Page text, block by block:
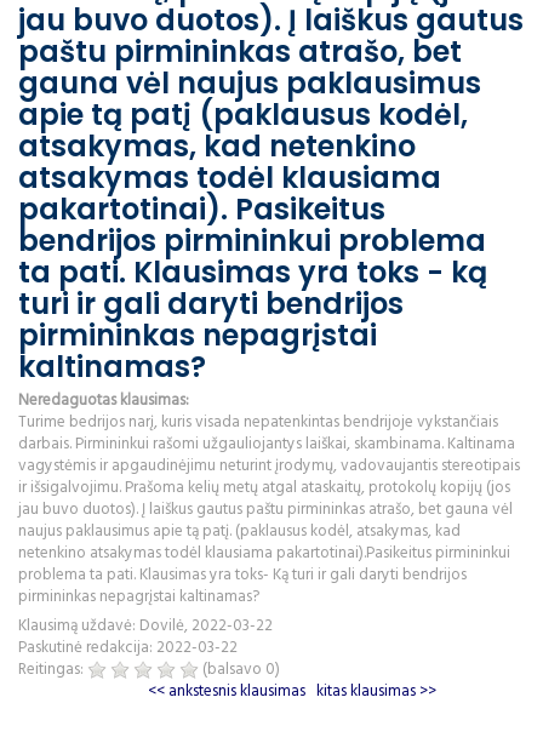
jau buvo duotos). Į laiškus gautus
paštu pirmininkas atrašo, bet
gauna vėl naujus paklausimus
apie tą patį (paklausus kodėl,
atsakymas, kad netenkino
atsakymas todėl klausiama
pakartotinai). Pasikeitus
bendrijos pirmininkui problema
ta pati. Klausimas yra toks - ką
turi ir gali daryti bendrijos
pirmininkas nepagrįstai
kaltinamas?
Neredaguotas klausimas:
Turime bedrijos narį, kuris visada nepatenkintas bendrijoje vykstančiais
darbais. Pirmininkui rašomi užgauliojantys laiškai, skambinama. Kaltinama
vagystėmis ir apgaudinėjimu neturint įrodymų, vadovaujantis stereotipais
ir išsigalvojimu. Prašoma kelių metų atgal ataskaitų, protokolų kopijų (jos
jau buvo duotos). Į laiškus gautus paštu pirmininkas atrašo, bet gauna vėl
naujus paklausimus apie tą patį. (paklausus kodėl, atsakymas, kad
netenkino atsakymas todėl klausiama pakartotinai).Pasikeitus pirmininkui
problema ta pati. Klausimas yra toks- Ką turi ir gali daryti bendrijos
pirmininkas nepagrįstai kaltinamas?
Klausimą uždavė: Dovilė, 2022-03-22
Paskutinė redakcija: 2022-03-22
Reitingas:
(balsavo 0)
<< ankstesnis klausimas kitas klausimas >>